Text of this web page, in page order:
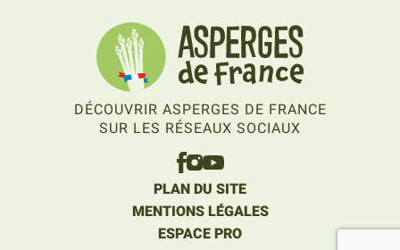
DÉCOUVRIR ASPERGES DE FRANCE
SUR LES RÉSEAUX SOCIAUX
PLAN DU SITE
MENTIONS LÉGALES
ESPACE PRO